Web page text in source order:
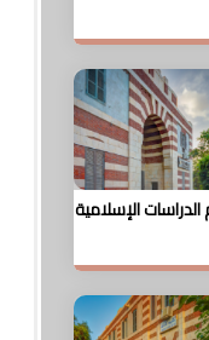
الإسلامية